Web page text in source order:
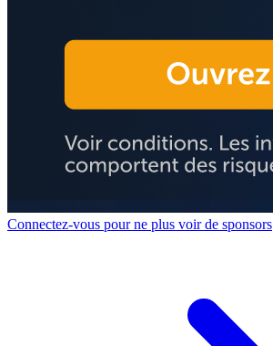
Connectez-vous pour ne plus voir de sponsors